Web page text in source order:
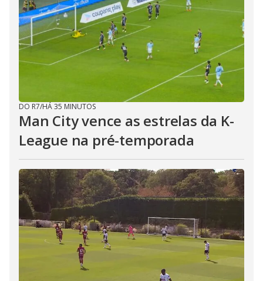
DO R7/HÁ 35 MINUTOS
Man City vence as estrelas da K-
League na pré-temporada